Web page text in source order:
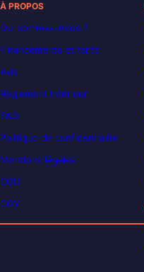
À PROPOS
Qui sommes-nous ?
Financements et tarifs
Avis
Règlement intérieur
FAQ
Politique de confidentialité
Mentions légales
CGU
CGV